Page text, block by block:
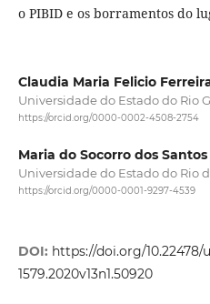
o PIBID e os borramentos do
Claudia Maria Felicio
Universidade do Estado do Rio
https://orcid.org/0000-0002-4508-2754
Maria do Socorro dos Santos
Universidade do Estado do Rio
https://orcid.org/0000-0001-9297-4539
DOI: https://doi.org/10.22478/
1579.2020v13n1.50920